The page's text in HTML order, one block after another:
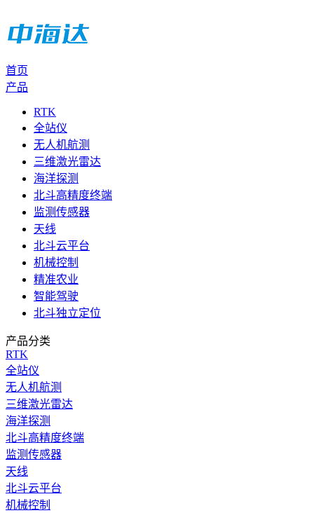
首页
产品
RTK
全站仪
无人机航测
三维激光雷达
海洋探测
北斗高精度终端
监测传感器
天线
北斗云平台
机械控制
精准农业
智能驾驶
北斗独立定位
产品分类
RTK
全站仪
无人机航测
三维激光雷达
海洋探测
北斗高精度终端
监测传感器
天线
北斗云平台
机械控制